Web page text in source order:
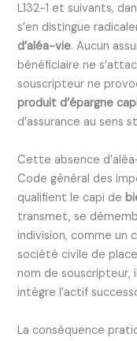
L132-1 et suivants,
s’en distingue
d’aléa-vie. Aucun
bénéficiaire ne
souscripteur ne
produit d’épargne
d’assurance au sens
Cette absence
Code général des
qualifient le capi de
transmet, se
indivision, comme
société civile de
nom de souscripteur,
intègre l’actif
La conséquence